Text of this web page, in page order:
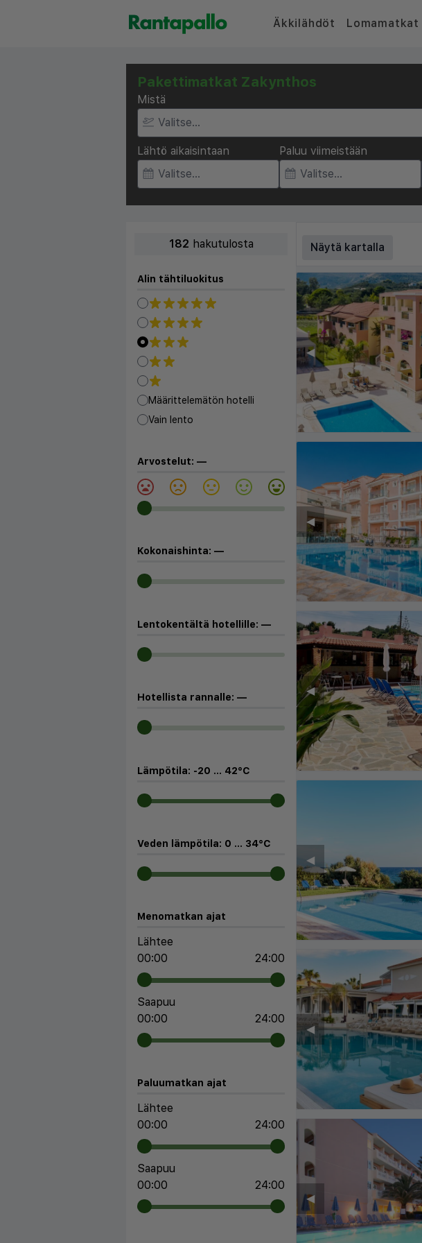
Äkkilähdöt Lomamatkat
Pakettimatkat Zakynthos
Mistä
Lähtö aikaisintaan Paluu viimeistään
182 hakutulosta
Alin tähtiluokitus
Määrittelemätön hotelli
Vain lento
Arvostelut: —
Kokonaishinta: —
Lentokentältä hotellille: —
Hotellista rannalle: —
Lämpötila: -20 ... 42°C
Veden lämpötila: 0 ... 34°C
Menomatkan ajat
Lähtee
00:00
24:00
Saapuu
00:00
24:00
Paluumatkan ajat
Lähtee
00:00
24:00
Saapuu
00:00
24:00
Näytä kartalla
◀︎
◀︎
◀︎
◀︎
◀︎
◀︎